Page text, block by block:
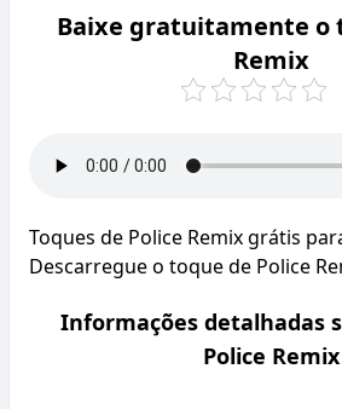
Baixe gratuitamente o
Remix
Toques de Police Remix grátis
Descarregue o toque de Police
Informações detalhadas
Police Remix